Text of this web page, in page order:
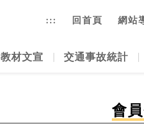
::: 回首頁 網站
教材文宣 交通事故統計
會